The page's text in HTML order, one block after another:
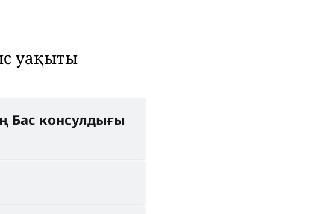
уақыты
Бас консулдығы